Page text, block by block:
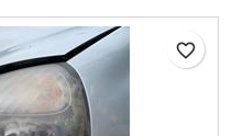
favorite_border